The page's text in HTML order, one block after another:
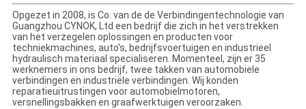
Opgezet in 2008, is Co. van de de Verbindingentechnologie van
Guangzhou CYNOK, Ltd een bedrijf die zich in het verstrekken
van het verzegelen oplossingen en producten voor
techniekmachines, auto's, bedrijfsvoertuigen en industrieel
hydraulisch materiaal specialiseren. Momenteel, zijn er 35
werknemers in ons bedrijf, twee takken van automobiele
verbindingen en industriële verbindingen. Wij konden
reparatieuitrustingen voor automobielmotoren,
versnellingsbakken en graafwerktuigen veroorzaken.